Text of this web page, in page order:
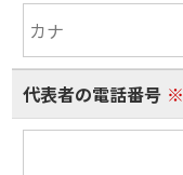
代表者の電話番号 ※